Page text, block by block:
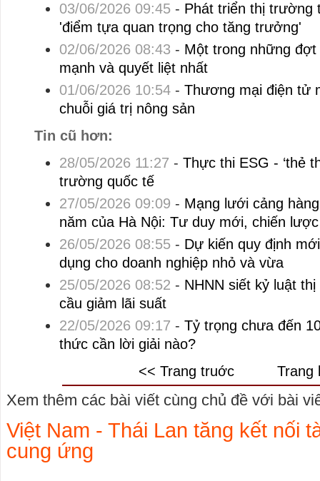
03/06/2026 09:45- Phát triển thị trường
'điểm tựa quan trọng cho tăng trưởng'
02/06/2026 08:43 - Một trong những
mạnh và quyết liệt nhất
01/06/2026 10:54- Thương mại điện tử
chuỗi giá trị nông sản
Tin cũ hơn:
28/05/2026 11:27 - Thực thi ESG - ‘thẻ
trường quốc tế
27/05/2026 09:09 - Mạng lưới cảng
năm của Hà Nội: Tư duy mới, chiến
26/05/2026 08:55- Dự kiến quy định
dụng cho doanh nghiệp nhỏ và vừa
25/05/2026 08:52 - NHNN siết kỷ luật
cầu giảm lãi suất
22/05/2026 09:17 - Tỷ trọng chưa đến
thức cần lời giải nào?
<< Trang truớc
Trang
Xem thêm các bài viết cùng chủ đề với bài
Việt Nam - Thái Lan tăng kết nối
cung ứng